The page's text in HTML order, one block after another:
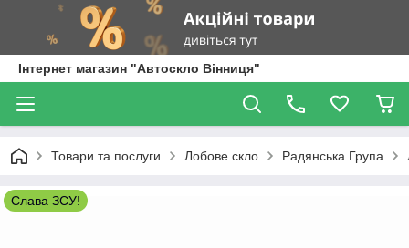
Інтернет магазин "Автоскло Вінниця"
Товари та послуги Лобове скло Радянська Група
Слава ЗСУ!